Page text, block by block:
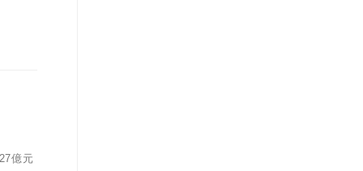
億元